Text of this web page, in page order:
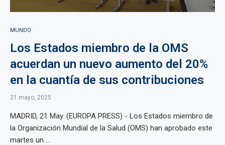
MUNDO
Los Estados miembro de la OMS
acuerdan un nuevo aumento del 20%
en la cuantía de sus contribuciones
21 mayo, 2025
MADRID, 21 May. (EUROPA PRESS) - Los Estados miembro de
la Organización Mundial de la Salud (OMS) han aprobado este
martes un ...